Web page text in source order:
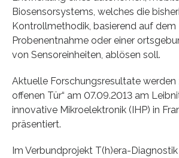
Biosensorsystems, welches die
Kontrollmethodik, basierend auf dem
Probenentnahme oder einer
von Sensoreinheiten, ablösen soll.
Aktuelle Forschungsresultate werden
offenen Tür“ am 07.09.2013 am
innovative Mikroelektronik (IHP) in
präsentiert.
Im Verbundprojekt T(h)era-